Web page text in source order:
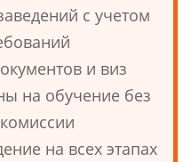
с учетом
и виз
на обучение без
на всех этапах